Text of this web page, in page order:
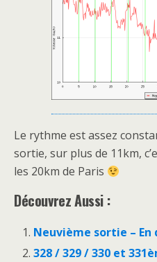
Le rythme est assez
sortie, sur plus de 11km,
les 20km de Paris
Découvrez Aussi :
Neuvième sortie – En
328 / 329 / 330 et